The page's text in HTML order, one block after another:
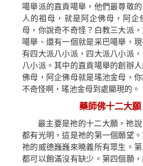
噶舉派的直貢噶舉，他們最尊敬
人的祖母，就是阿企佛母，阿企
母，你說奇不奇怪？白教三大派，
噶舉、還有一個就是采巴噶舉，
有四大派八小派，四大派八小派
八小派。其中的直貢噶舉的創辦
佛母，阿企佛母就是瑤池金母，
不奇怪啊，瑤池金母到處顯現的。
藥師佛十二大願
最主要是祂的十二大願，祂說
都有光明，這是祂的第一個願望
祂的威德巍巍來曉義所有眾生。
都可以飽滿沒有缺少。第四個願